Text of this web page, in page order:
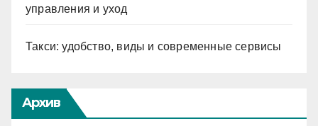
управления и уход
Такси: удобство, виды и современные сервисы
Архив